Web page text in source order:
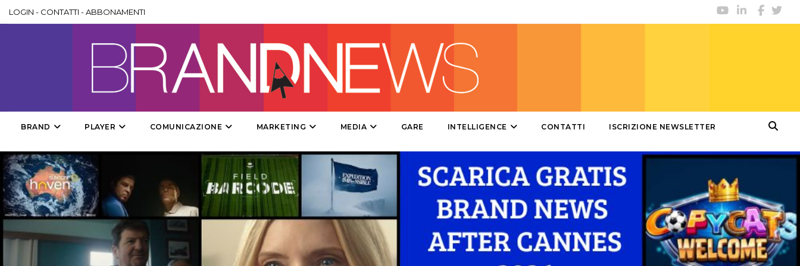
PRODOTTI
PUNTI VENDITA
CSR
CINEMA
DIGITALE
EDITORIA
ESTERNA
LOGIN - CONTATTI -ABBONAMENTI
BRAND PLAYER COMUNICAZIONE MARKETING MEDIA GARE INTELLIGENCE CONTATTI ISCRIZIONE NEWSLETTER